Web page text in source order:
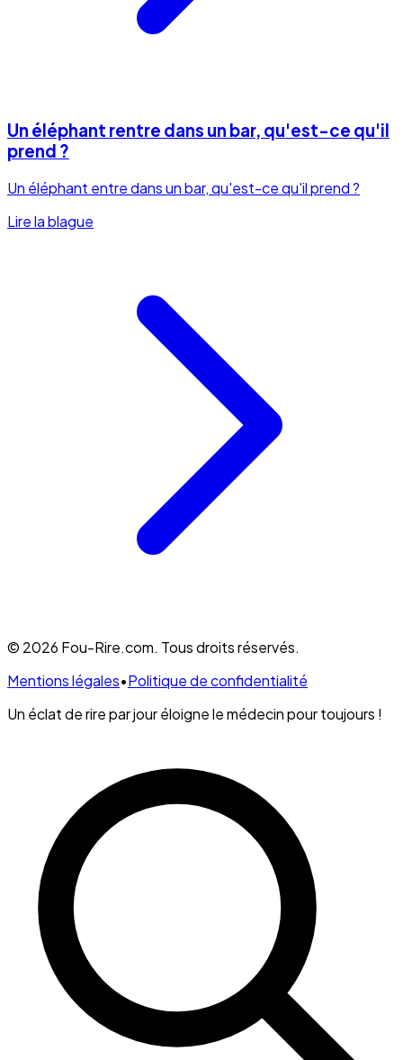
Un éléphant rentre dans un bar, qu'est-ce qu'il
prend ?
Un éléphant entre dans un bar, qu'est-ce qu'il prend ?
Lire la blague
© 2026 Fou-Rire.com. Tous droits réservés.
Mentions légales•Politique de confidentialité
Un éclat de rire par jour éloigne le médecin pour toujours !